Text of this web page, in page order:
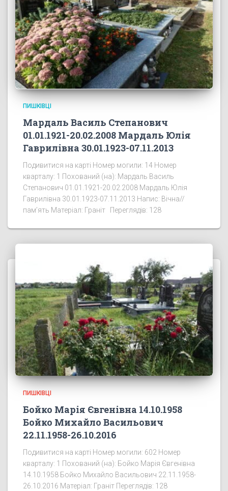
ПИШКІВЦІ
Мардаль Василь Степанович
01.01.1921-20.02.2008 Мардаль Юлія
Гаврилівна 30.01.1923-07.11.2013
Подивитися на карті Номер могили: 14 Номер
кварталу: 1 Похований (на): Мардаль Василь
Степанович 01.01.1921-20.02.2008 Мардаль Юлія
Гаврилівна 30.01.1923-07.11.2013 Напис: Вічна//
пам’ять Матеріал: Граніт Переглядів: 128
ПИШКІВЦІ
Бойко Марія Євгенівна 14.10.1958
Бойко Михайло Васильович
22.11.1958-26.10.2016
Подивитися на карті Номер могили: 602 Номер
кварталу: 1 Похований (на): Бойко Марія Євгенівна
14.10.1958 Бойко Михайло Васильович 22.11.1958-
26.10.2016 Матеріал: Граніт Переглядів: 128